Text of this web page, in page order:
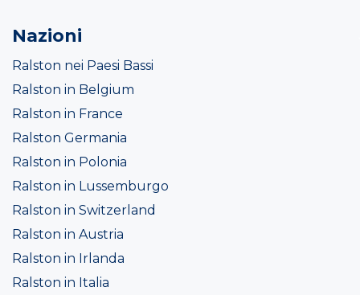
Nazioni
Ralston nei Paesi Bassi
Ralston in Belgium
Ralston in France
Ralston Germania
Ralston in Polonia
Ralston in Lussemburgo
Ralston in Switzerland
Ralston in Austria
Ralston in Irlanda
Ralston in Italia